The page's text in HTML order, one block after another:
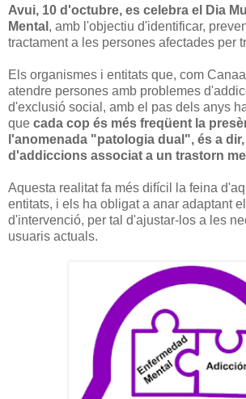
Avui, 10 d'octubre, es celebra el Dia
Mental , amb l'objectiu d'identificar,
tractament a les persones afectades per
Els organismes i entitats que, com
atendre persones amb problemes
d'exclusió social, amb el pas dels anys
que cada cop és més freqüent la
l'anomenada "patologia dual", és a
d'addiccions associat a un trastorn
Aquesta realitat fa més difícil la feina
entitats, i els ha obligat a anar adaptant
d'intervenció, per tal d'ajustar-los a les
usuaris actuals.